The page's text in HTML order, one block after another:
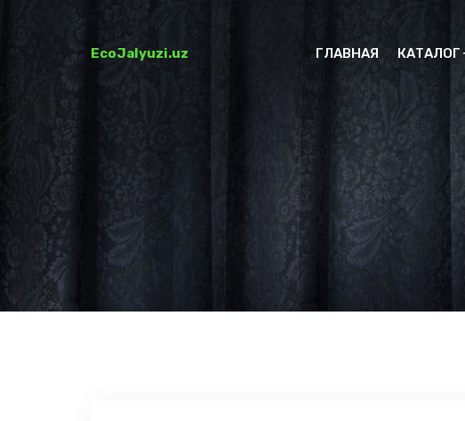
EcoJalyuzi.uz ГЛАВНАЯ КАТАЛОГ